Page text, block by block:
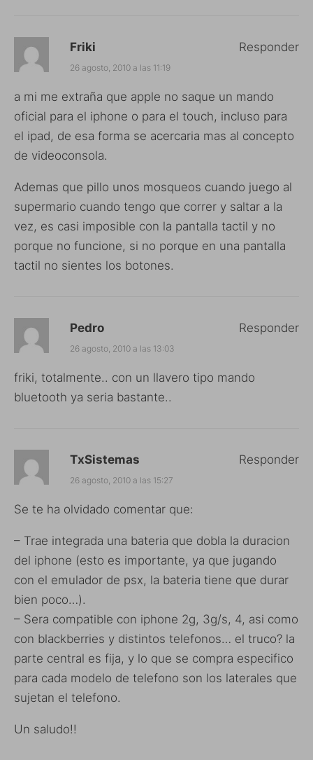
Friki
26 agosto, 2010 a las 11:19
a mi me extraña que apple no saque un mando
oficial para el iphone o para el touch, incluso para
el ipad, de esa forma se acercaria mas al concepto
de videoconsola.
Ademas que pillo unos mosqueos cuando juego al
supermario cuando tengo que correr y saltar a la
vez, es casi imposible con la pantalla tactil y no
porque no funcione, si no porque en una pantalla
tactil no sientes los botones.
Responder
Pedro
26 agosto, 2010 a las 13:03
friki, totalmente.. con un llavero tipo mando
bluetooth ya seria bastante..
Responder
TxSistemas
26 agosto, 2010 a las 15:27
Se te ha olvidado comentar que:
– Trae integrada una bateria que dobla la duracion
del iphone (esto es importante, ya que jugando
con el emulador de psx, la bateria tiene que durar
bien poco…).
– Sera compatible con iphone 2g, 3g/s, 4, asi como
con blackberries y distintos telefonos… el truco? la
parte central es fija, y lo que se compra especifico
para cada modelo de telefono son los laterales que
sujetan el telefono.
Un saludo!!
Responder